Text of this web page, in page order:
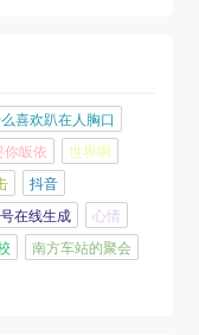
年前读一本
喜欢趴在人胸口
你皈依
世界啊
抖音
在线生成
心情
南方车站的聚会